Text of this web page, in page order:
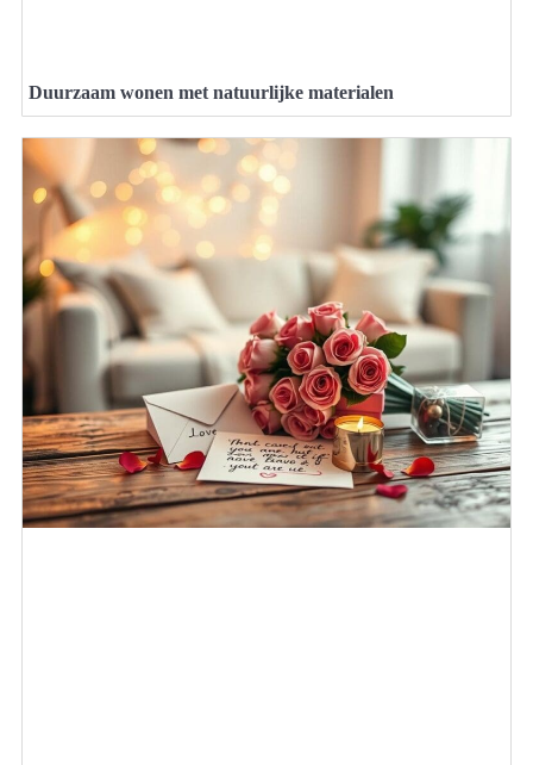
Duurzaam wonen met natuurlijke materialen